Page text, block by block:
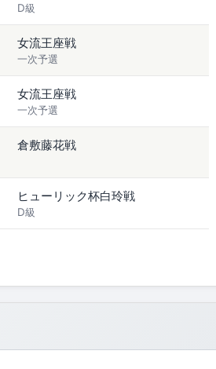
D級
女流王座戦
一次予選
女流王座戦
一次予選
倉敷藤花戦
ヒューリック杯白玲戦
D級